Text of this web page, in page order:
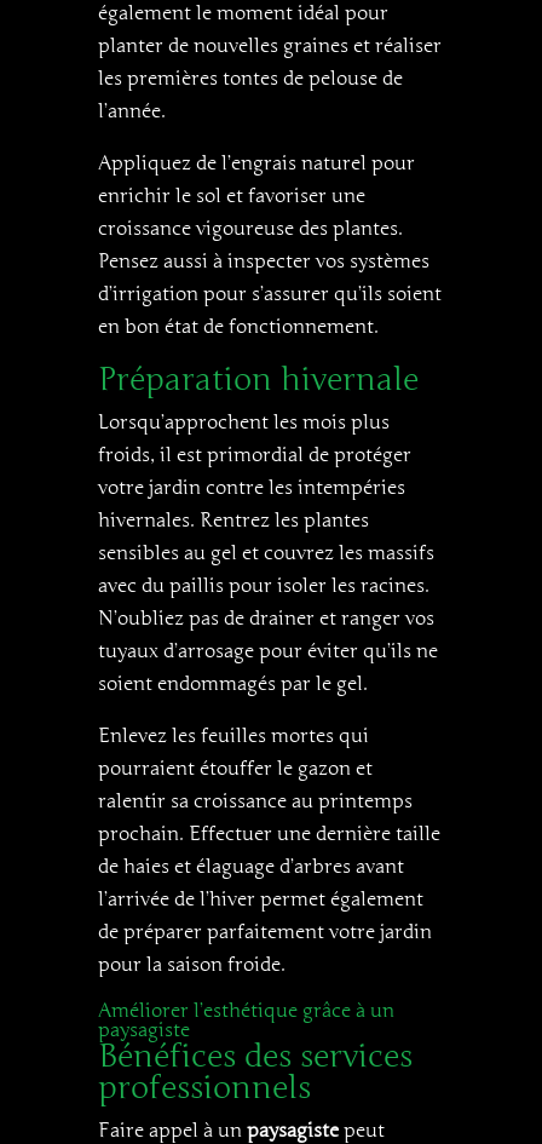
également le moment idéal pour
planter de nouvelles graines et réaliser
les premières tontes de pelouse de
l’année.
Appliquez de l’engrais naturel pour
enrichir le sol et favoriser une
croissance vigoureuse des plantes.
Pensez aussi à inspecter vos systèmes
d’irrigation pour s’assurer qu’ils soient
en bon état de fonctionnement.
Préparation hivernale
Lorsqu’approchent les mois plus
froids, il est primordial de protéger
votre jardin contre les intempéries
hivernales. Rentrez les plantes
sensibles au gel et couvrez les massifs
avec du paillis pour isoler les racines.
N’oubliez pas de drainer et ranger vos
tuyaux d’arrosage pour éviter qu’ils ne
soient endommagés par le gel.
Enlevez les feuilles mortes qui
pourraient étouffer le gazon et
ralentir sa croissance au printemps
prochain. Effectuer une dernière taille
de haies et élaguage d’arbres avant
l’arrivée de l’hiver permet également
de préparer parfaitement votre jardin
pour la saison froide.
Améliorer l’esthétique grâce à un
paysagiste
Bénéfices des services
professionnels
Faire appel à un paysagiste peut